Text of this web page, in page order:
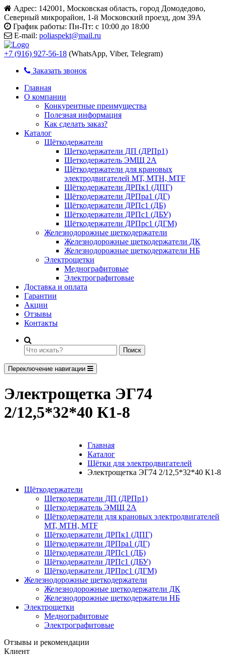
Адрес: 142001, Московская область, город Домодедово,
Северный микрорайон, 1-й Московский проезд, дом 39А
График работы: Пн-Пт: с 10:00 до 18:00
E-mail: poliaspekt@mail.ru
+7 (916) 927-56-18 (WhatsApp, Viber, Telegram)
Заказать звонок
Главная
О компании
Конкурентные преимущества
Полезная информация
Как сделать заказ?
Каталог
Щёткодержатели
Щеткодержатели ДП (ДРПр1)
Щеткодержатель ЭМЩ 2А
Щёткодержатели для крановых
электродвигателей МТ, МТН, МТF
Щёткодержатели ДРПк1 (ДПГ)
Щёткодержатели ДРПра1 (ДГ)
Щёткодержатели ДРПс1 (ДБ)
Щёткодержатели ДРПс1 (ДБУ)
Щёткодержатели ДРПрс1 (ДГМ)
Железнодорожные щеткодержатели
Железнодорожные щеткодержатели ДК
Железнодорожные щеткодержатели НБ
Электрощетки
Меднографитовые
Электрографитовые
Доставка и оплата
Гарантии
Акции
Отзывы
Контакты
Поиск
Переключение навигации
Электрощетка ЭГ74
2/12,5*32*40 К1-8
Главная
Каталог
Щётки для электродвигателей
Электрощетка ЭГ74 2/12,5*32*40 К1-8
Щёткодержатели
Щеткодержатели ДП (ДРПр1)
Щеткодержатель ЭМЩ 2А
Щёткодержатели для крановых электродвигателей
МТ, МТН, МТF
Щёткодержатели ДРПк1 (ДПГ)
Щёткодержатели ДРПра1 (ДГ)
Щёткодержатели ДРПс1 (ДБ)
Щёткодержатели ДРПс1 (ДБУ)
Щёткодержатели ДРПрс1 (ДГМ)
Железнодорожные щеткодержатели
Железнодорожные щеткодержатели ДК
Железнодорожные щеткодержатели НБ
Электрощетки
Меднографитовые
Электрографитовые
Отзывы и рекомендации
Клиент